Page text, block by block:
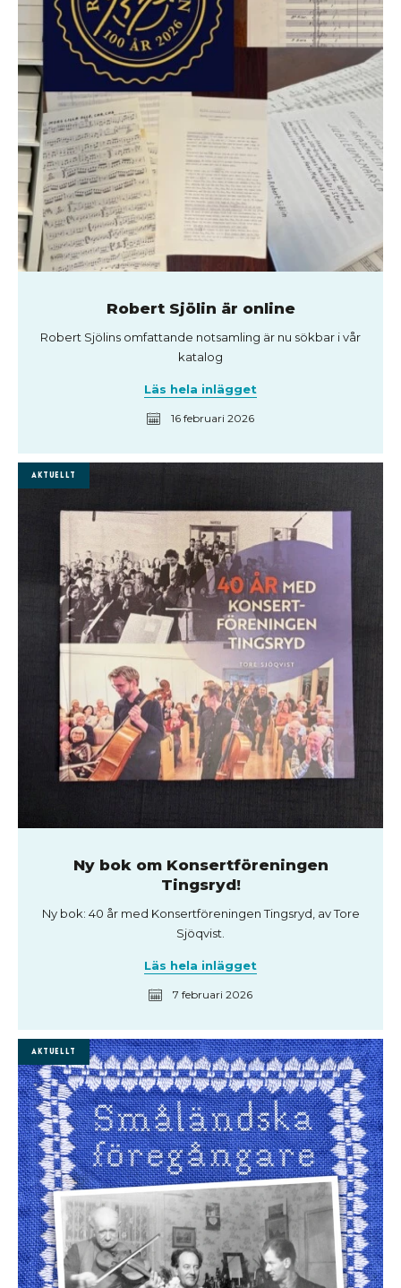
Robert Sjölin är online
Robert Sjölins omfattande notsamling är nu sökbar i vår
katalog
Läs hela inlägget
16 februari 2026
Aktuellt
Ny bok om Konsertföreningen
Tingsryd!
Ny bok: 40 år med Konsertföreningen Tingsryd, av Tore
Sjöqvist.
Läs hela inlägget
7 februari 2026
Aktuellt